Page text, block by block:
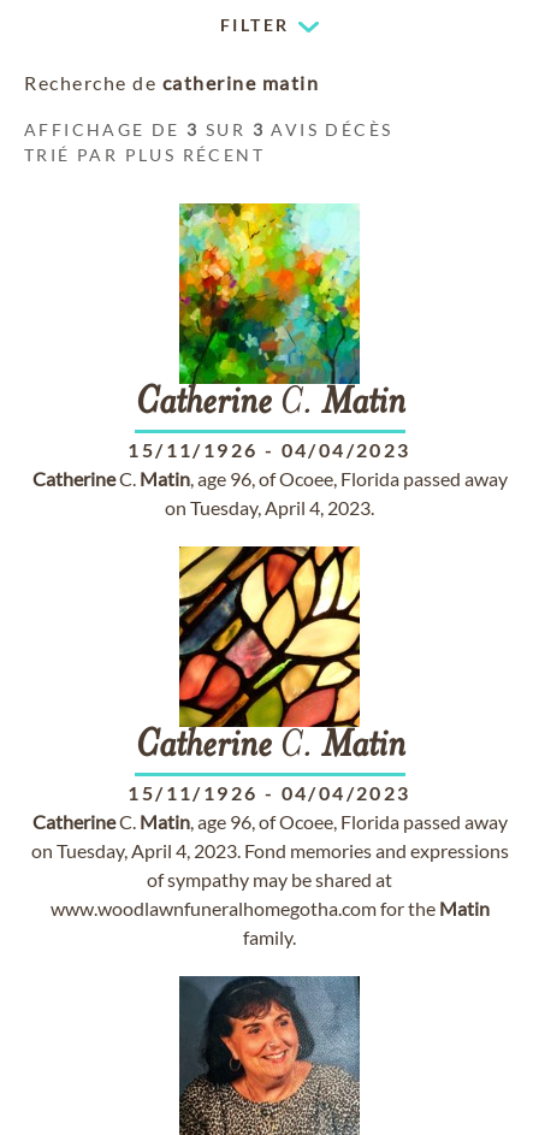
FILTER
Recherche de catherine matin
AFFICHAGE DE 3 SUR 3 AVIS DÉCÈS
TRIÉ PAR PLUS RÉCENT
CatherineC. Matin
15/11/1926 - 04/04/2023
CatherineC. Matin, age 96, of Ocoee, Florida passed away
on Tuesday, April 4, 2023.
CatherineC. Matin
15/11/1926 - 04/04/2023
CatherineC. Matin, age 96, of Ocoee, Florida passed away
on Tuesday, April 4, 2023. Fond memories and expressions
of sympathy may be shared at
www.woodlawnfuneralhomegotha.com for the Matin
family.